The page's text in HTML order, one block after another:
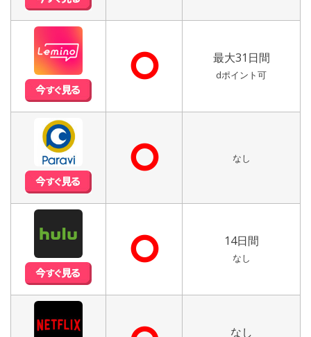
⭘ 最大31日間
dポイント可
⭘ なし
⭘ 14日間
なし
なし